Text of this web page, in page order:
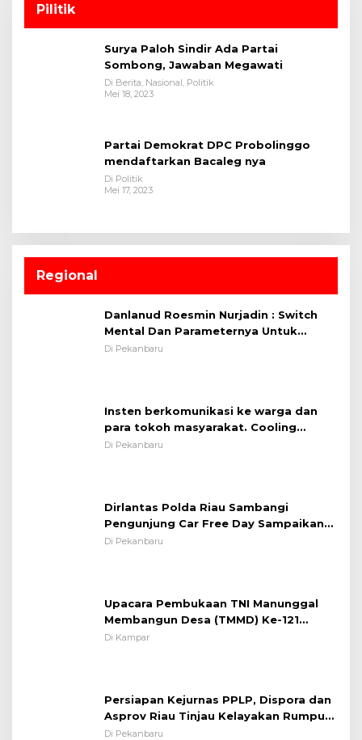
Pilitik
Surya Paloh Sindir Ada Partai
Sombong, Jawaban Megawati
Di Berita, Nasional, Politik
Mei 18, 2023
Partai Demokrat DPC Probolinggo
mendaftarkan Bacaleg nya
Di Politik
Mei 17, 2023
Regional
Danlanud Roesmin Nurjadin : Switch
Mental Dan Parameternya Untuk
Melaksanakan ✈
Di Pekanbaru
Insten berkomunikasi ke warga dan
para tokoh masyarakat. Cooling
System OMP LK ²024 Polsek Rumbai,
Di Pekanbaru
Dirlantas Polda Riau Sambangi
Pengunjung Car Free Day Sampaikan
Pesan Edukasi Kamtibmas &
Di Pekanbaru
Upacara Pembukaan TNI Manunggal
Membangun Desa (TMMD) Ke-121
Kodim 0313/KPR Tahun 2024) ?
Di Kampar
Persiapan Kejurnas PPLP, Dispora dan
Asprov Riau Tinjau Kelayakan Rumput
Lapangan Sepakbola
Di Pekanbaru